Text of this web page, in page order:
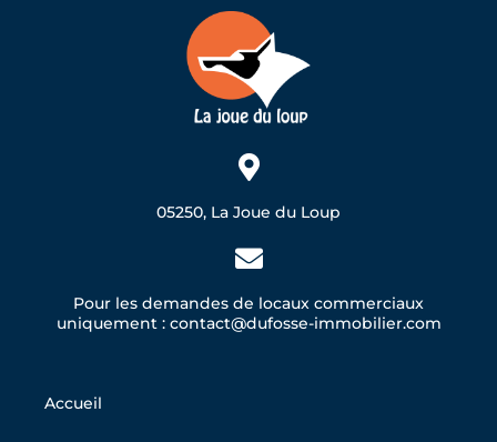
05250, La Joue du Loup
Pour les demandes de locaux commerciaux
uniquement : contact@dufosse-immobilier.com
Accueil